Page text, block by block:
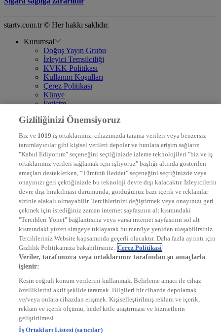
startv.com.tr © Her hakkı saklıdır.
Kurumsal
Doğuş Yayın Grubu
İzleyici Temsilciliği
KVKK Politikası
Kullanım Koşulları
Çerez Politikası
Künye
İletişim
DYG Televizyonlar
STAR
EURO STAR
KRAL POP TV
DYG Radyolar
NTV RADYO
KRAL FM
KRAL POP
EKSEN
VOYAGE
DYG Dijital
ntv.com.tr
ntvspor.net
secim.ntv.com.tr
startv.com.tr
kralmuzik.com.tr
Gizliliğinizi Önemsiyoruz
Biz ve 1019 iş ortaklarımız, cihazınızda tarama verileri veya benzersiz
tanımlayıcılar gibi kişisel verileri depolar ve bunlara erişim sağlarız.
"Kabul Ediyorum" seçeneğini seçtiğinizde izleme teknolojileri "biz ve iş
ortaklarımız verileri sağlamak için işliyoruz" başlığı altında gösterilen
amaçları desteklerken, "Tümünü Reddet" seçeneğini seçtiğinizde veya
onayınızı geri çektiğinizde bu teknoloji devre dışı kalacaktır. İzleyicilerin
devre dışı bırakılması durumunda, gördüğünüz bazı içerik ve reklamlar
sizinle alakalı olmayabilir. Tercihlerinizi değiştirmek veya onayınızı geri
çekmek için istediğiniz zaman internet sayfasının alt kısmındaki
"Tercihleri Yönet" bağlantısına veya varsa internet sayfasının sol alt
kısmındaki yüzen simgeye tıklayarak bu menüye yeniden ulaşabilirsiniz.
Tercihleriniz Website kapsamında geçerli olacaktır. Daha fazla ayrıntı için
Gizlilik Politikamıza bakabilirsiniz. Çerez Politikasi
Veriler, tarafımızca veya ortaklarımız tarafından şu amaçlarla
işlenir:
Kesin coğrafi konum verilerini kullanmak. Belirleme amacı ile cihaz
özelliklerini aktif şekilde taramak. Bilgileri bir cihazda depolamak
ve/veya onlara cihazdan erişmek. Kişiselleştirilmiş reklam ve içerik,
reklam ve içerik ölçümü, hedef kitle araştırması ve hizmetlerin
geliştirilmesi.
İş Ortakları Listesi (satıcılar)